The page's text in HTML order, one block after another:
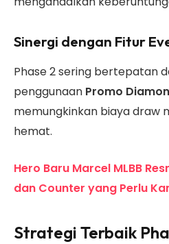
Sinergi dengan Fitur
Phase 2 sering bertepatan
penggunaan Promo
memungkinkan biaya draw
hemat.
Hero Baru Marcel MLBB
dan Counter yang Perlu
Strategi Terbaik